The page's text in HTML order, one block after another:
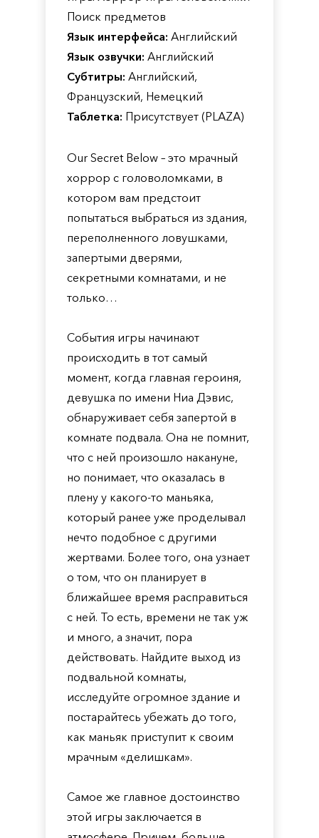
Поиск предметов
Язык интерфейса: Английский
Язык озвучки: Английский
Субтитры: Английский,
Французский, Немецкий
Таблетка: Присутствует (PLAZA)
Our Secret Below – это мрачный
хоррор с головоломками, в
котором вам предстоит
попытаться выбраться из здания,
переполненного ловушками,
запертыми дверями,
секретными комнатами, и не
только…
События игры начинают
происходить в тот самый
момент, когда главная героиня,
девушка по имени Ниа Дэвис,
обнаруживает себя запертой в
комнате подвала. Она не помнит,
что с ней произошло накануне,
но понимает, что оказалась в
плену у какого-то маньяка,
который ранее уже проделывал
нечто подобное с другими
жертвами. Более того, она узнает
о том, что он планирует в
ближайшее время расправиться
с ней. То есть, времени не так уж
и много, а значит, пора
действовать. Найдите выход из
подвальной комнаты,
исследуйте огромное здание и
постарайтесь убежать до того,
как маньяк приступит к своим
мрачным «делишкам».
Самое же главное достоинство
этой игры заключается в